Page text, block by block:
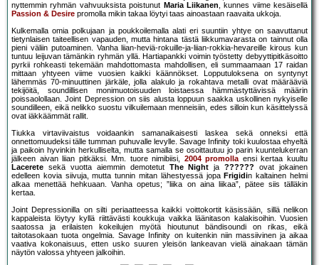
nyttemmin ryhmän vahvuuksista poistunut Maria Liikanen, kunnes viime kesäisellä
Passion & Desire promolla mikin takaa löytyi taas ainoastaan raavaita ukkoja.
Kulkemalla omia polkujaan ja poukkoilemalla alati eri suuntiin yhtye on saavuttanut
tietynlaisen taiteellisen vapauden, mutta hintana tästä liikkumavarasta on tainnut olla
pieni väliin putoaminen. Vanha liian-heviä-rokuille-ja-liian-rokkia-hevareille kirous kun
tuntuu leijuvan tämänkin ryhmän yllä. Hartiapankki voimin työstetty debyyttipitkäsoitto
pyrkii rohkeasti tekemään mahdottomasta mahdollisen, eli summaamaan 17 raidan
mittaan yhtyeen viime vuosien kaikki käännökset. Lopputuloksena on syntynyt
lähemmäs 70-minuuttinen järkäle, jolla alakulo ja rokahtava metalli ovat määrääviä
tekijöitä, soundillisen monimuotoisuuden loistaessa hämmästyttävissä määrin
poissaolollaan. Joint Depression on siis alusta loppuun saakka uskollinen nykyiselle
soundilleen, eikä nelikko suostu vilkuilemaan menneisiin, edes silloin kun käsittelyssä
ovat iäkkäämmät rallit.
Tiukka virtaviivaistus voidaankin samanaikaisesti laskea sekä onneksi että
onnettomuudeksi tälle tumman puhuvalle levylle. Savage Infinity toki kuulostaa ehyeltä
ja paikoin hyvinkin herkulliselta, mutta samalla se osoittautuu jo parin kuuntelukerran
jälkeen aivan liian pitkäksi. Mm. tuore nimibiisi, 2004 promollaensi kertaa kuultu
Lacerete sekä vuotta aiemmin demotetut The Night ja??????
ovat jokainen
edelleen kovia siivuja, mutta tunnin mitan lähestyessä jopa Frigidin kaltainen helmi
alkaa menettää hehkuaan. Vanha opetus; ”liika on aina liikaa”, pätee siis tälläkin
kertaa.
Joint Depressionilla on silti periaatteessa kaikki voittokortit käsissään, sillä nelikon
kappaleista löytyy kyllä riittävästi koukkuja vaikka läänitason kalakisoihin. Vuosien
saatossa ja erilaisten kokeilujen myötä hioutunut bändisoundi on rikas, eikä
taitotasokaan tuota ongelmia. Savage Infinity on kuitenkin niin massiivinen ja aikaa
vaativa kokonaisuus, etten usko suuren yleisön lankeavan vielä ainakaan tämän
näytön valossa yhtyeen jalkoihin.